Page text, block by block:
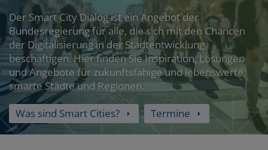
Der Smart City Dialog ist ein Angebot der
Bundesregierung für alle, die sich mit den Chancen
der Digitalisierung in der Stadtentwicklung
beschäftigen. Hier finden Sie Inspiration, Lösungen
und Angebote für zukunftsfähige und lebenswerte
smarte Städte und Regionen.
Was sind Smart Cities?
Termine